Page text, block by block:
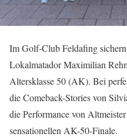
Im Golf-Club Feldafing
Lokalmatador Maximilian
Altersklasse 50 (AK). Bei
die Comeback-Stories von
die Performance von
sensationellen AK-50-Finale.